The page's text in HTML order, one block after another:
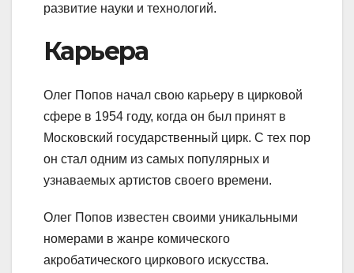
развитие науки и технологий.
Карьера
Олег Попов начал свою карьеру в цирковой
сфере в 1954 году, когда он был принят в
Московский государственный цирк. С тех пор
он стал одним из самых популярных и
узнаваемых артистов своего времени.
Олег Попов известен своими уникальными
номерами в жанре комического
акробатического циркового искусства.